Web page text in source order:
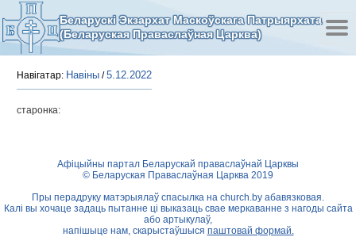
Беларускі Экзархат Маскоўскага Патрыярхата
(Беларуская Праваслаўная Царква)
Навігатар: Навіны /5.12.2022
старонка:
Афіцыйны партал Беларускай праваслаўнай Царквы
© Беларуская Праваслаўная Царква 2019
Пры перадруку матэрыялаў спасылка на church.by абавязковая.
Калі вы хочаце задаць пытанне ці выказаць свае меркаванне з нагоды сайта
або артыкулаў,
напішыце нам, скарыстаўшыся паштовай формай.